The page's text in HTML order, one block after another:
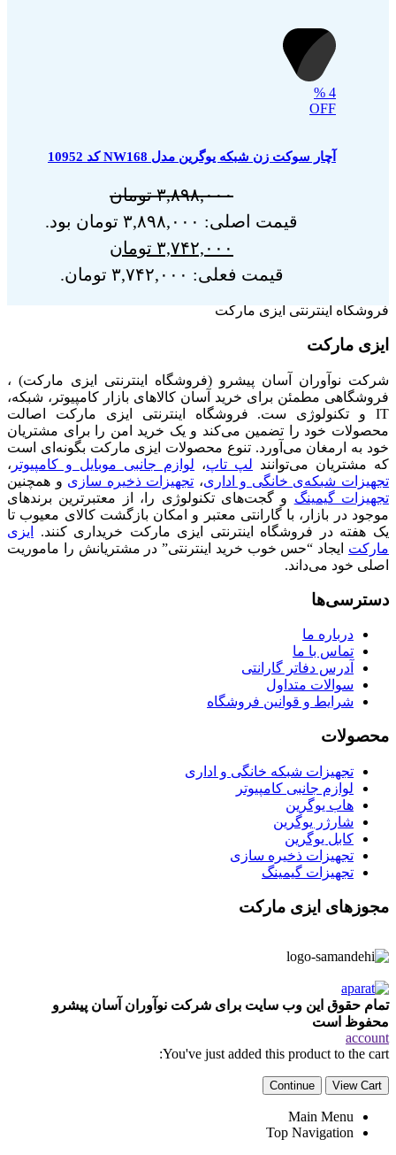
4
%
OFF
آچار سوکت زن شبکه یوگرین مدل NW168 کد 10952
۳,۸۹۸,۰۰۰ تومان
قیمت اصلی: ۳,۸۹۸,۰۰۰ تومان بود.
۳,۷۴۲,۰۰۰ تومان
قیمت فعلی: ۳,۷۴۲,۰۰۰ تومان.
فروشگاه اینترنتی ایزی مارکت
ایزی مارکت
شرکت نوآوران آسان پیشرو (فروشگاه اینترنتی ایزی مارکت) ،
فروشگاهی مطمئن برای خرید آسان کالاهای بازار کامپیوتر، شبکه،
IT و تکنولوژی ست. فروشگاه اینترنتی ایزی مارکت اصالت
محصولات خود را تضمین می‌کند و یک خرید امن را برای مشتریان
خود به ارمغان می‌آورد. تنوع محصولات ایزی مارکت بگونه‌ای است
که مشتریان می‌توانند لپ تاپ، لوازم جانبی موبایل و کامپیوتر ،
تجهیزات شبکه‌ی خانگی و اداری، تجهیزات ذخیره سازی و همچنین
تجهیزات گیمینگ و گجت‌های تکنولوژی را، از معتبرترین برندهای
موجود در بازار، با گارانتی معتبر و امکان بازگشت کالای معیوب تا
یک هفته در فروشگاه اینترنتی ایزی مارکت خریداری کنند.
ایزی
مارکت ایجاد “حس خوب خرید اینترنتی” در مشتریانش را ماموریت
اصلی خود می‌داند.
دسترسی‌ها
درباره ما
تماس با ما
آدرس دفاتر گارانتی
سوالات متداول
شرایط و قوانین فروشگاه
محصولات
تجهیزات شبکه خانگی و اداری
لوازم جانبی کامپیوتر
هاب یوگرین
شارژر یوگرین
کابل یوگرین
تجهیزات ذخیره سازی
تجهیزات گیمینگ
مجوزهای ایزی مارکت
تمام حقوق این وب سایت برای شرکت نوآوران آسان پیشرو
محفوظ است
account
You've just added this product to the cart:
View Cart
Continue
Main Menu
Top Navigation